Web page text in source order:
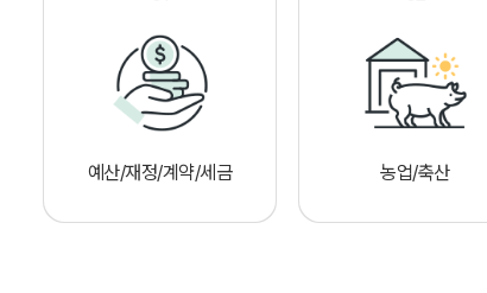
예산/재정/계약/세금 농업/축산